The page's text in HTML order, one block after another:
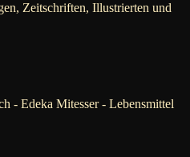
Zeitschriften, Illustrierten und
-Edeka Mitesser - Lebensmittel